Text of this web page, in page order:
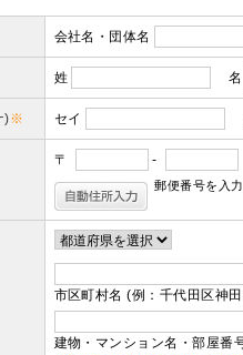
会社名・団体名
姓 名
)※ セイ
〒 -
郵便番号を入
市区町村名 (例：千代田区神
建物・マンション名・部屋番